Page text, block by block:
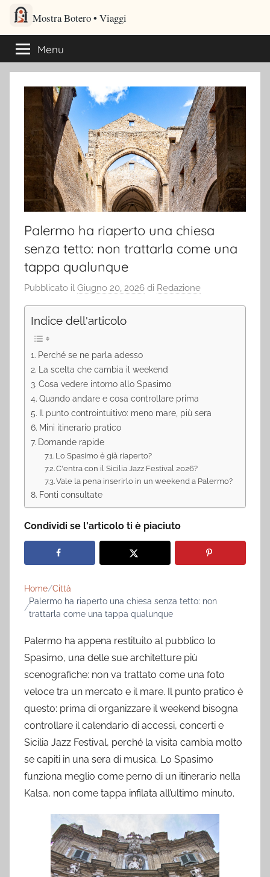
Salta
contenuto
Mostra Botero – Viaggi
Viaggi culturali e itinerari turistici per gli amanti dei viaggi
Menu
Palermo ha riaperto una chiesa
senza tetto: non trattarla come una
tappa qualunque
Pubblicato il Giugno 20, 2026 di Redazione
Indice dell'articolo
Perché se ne parla adesso
La scelta che cambia il weekend
Cosa vedere intorno allo Spasimo
Quando andare e cosa controllare prima
Il punto controintuitivo: meno mare, più sera
Mini itinerario pratico
Domande rapide
Lo Spasimo è già riaperto?
C'entra con il Sicilia Jazz Festival 2026?
Vale la pena inserirlo in un weekend a Palermo?
Fonti consultate
Condividi se l'articolo ti è piaciuto
Home Città
Palermo ha riaperto una chiesa senza tetto: non
trattarla come una tappa qualunque
Palermo ha appena restituito al pubblico lo
Spasimo, una delle sue architetture più
scenografiche: non va trattato come una foto
veloce tra un mercato e il mare. Il punto pratico è
questo: prima di organizzare il weekend bisogna
controllare il calendario di accessi, concerti e
Sicilia Jazz Festival, perché la visita cambia molto
se capiti in una sera di musica. Lo Spasimo
funziona meglio come perno di un itinerario nella
Kalsa, non come tappa infilata all’ultimo minuto.